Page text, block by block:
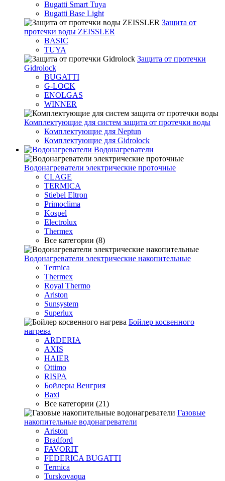
Bugatti Smart Tuya
Bugatti Base Light
Защита от
протечки воды ZEISSLER
BASIC
TUYA
Защита от протечки
Gidrolock
BUGATTI
G-LOCK
ENOLGAS
WINNER
Комплектующие для систем защита от протечки воды
Комплектующие для Neptun
Комплектующие для Gidrolock
Водонагреватели
Водонагреватeли электрические проточные
CLAGE
TERMICA
Stiebel Eltron
Primoclima
Kospel
Electrolux
Thermex
Все категории (8)
Водонагреватели электрические накопительные
Termica
Thermex
Royal Thermo
Ariston
Sunsystem
Superlux
Бойлер косвенного
нагрева
ARDERIA
AXIS
HAIER
Ottimo
RISPA
Бойлеры Венгрия
Baxi
Все категории (21)
Газовые
накопительные водонагреватели
Ariston
Bradford
FAVORIT
FEDERICA BUGATTI
Termica
Turskovaqua